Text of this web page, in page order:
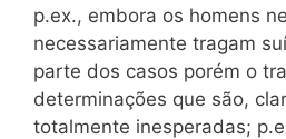
p.ex., embora os homens
necessariamente tragam
parte dos casos porém o
determinações que são,
totalmente inesperadas;